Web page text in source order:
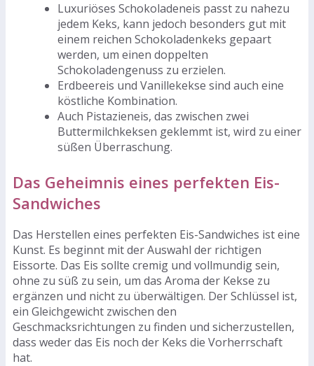
Luxuriöses Schokoladeneis passt zu nahezu
jedem Keks, kann jedoch besonders gut mit
einem reichen Schokoladenkeks gepaart
werden, um einen doppelten
Schokoladengenuss zu erzielen.
Erdbeereis und Vanillekekse sind auch eine
köstliche Kombination.
Auch Pistazieneis, das zwischen zwei
Buttermilchkeksen geklemmt ist, wird zu einer
süßen Überraschung.
Das Geheimnis eines perfekten Eis-
Sandwiches
Das Herstellen eines perfekten Eis-Sandwiches ist eine
Kunst. Es beginnt mit der Auswahl der richtigen
Eissorte. Das Eis sollte cremig und vollmundig sein,
ohne zu süß zu sein, um das Aroma der Kekse zu
ergänzen und nicht zu überwältigen. Der Schlüssel ist,
ein Gleichgewicht zwischen den
Geschmacksrichtungen zu finden und sicherzustellen,
dass weder das Eis noch der Keks die Vorherrschaft
hat.